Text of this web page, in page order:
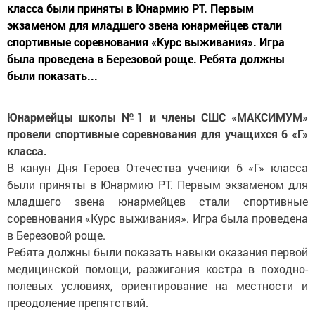
класса были приняты в Юнармию РТ. Первым
экзаменом для младшего звена юнармейцев стали
спортивные соревнования «Курс выживания». Игра
была проведена в Березовой роще. Ребята должны
были показать...
Юнармейцы школы №1 и члены СШС «МАКСИМУМ»
провели спортивные соревнования для учащихся 6 «Г»
класса.
В канун Дня Героев Отечества ученики 6 «Г» класса
были приняты в Юнармию РТ. Первым экзаменом для
младшего звена юнармейцев стали спортивные
соревнования «Курс выживания». Игра была проведена
в Березовой роще.
Ребята должны были показать навыки оказания первой
медицинской помощи, разжигания костра в походно-
полевых условиях, ориентирование на местности и
преодоление препятствий.